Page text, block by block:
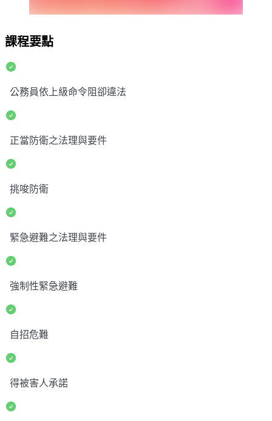
課程要點
公務員依上級命令阻卻違法
正當防衛之法理與要件
挑唆防衛
緊急避難之法理與要件
強制性緊急避難
自招危難
得被害人承諾